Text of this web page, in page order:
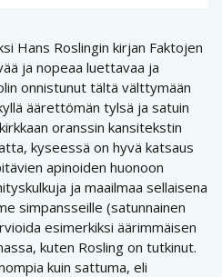
Hans Roslingin kirjan Faktojen
ja nopeaa luettavaa ja
onnistunut tältä välttymään
äärettömän tylsä ja satuin
oranssin kansitekstin
kyseessä on hyvä katsaus
apinoiden huonoon
ja maailmaa sellaisena
simpansseille (satunnainen
esimerkiksi äärimmäisen
kuten Rosling on tutkinut.
kuin sattuma, eli